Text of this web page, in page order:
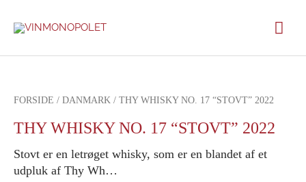
FORSIDE / DANMARK / THY WHISKY NO. 17 “STOVT” 2022
THY WHISKY NO. 17 “STOVT” 2022
Stovt er en letrøget whisky, som er en blandet af et
udpluk af Thy Wh…